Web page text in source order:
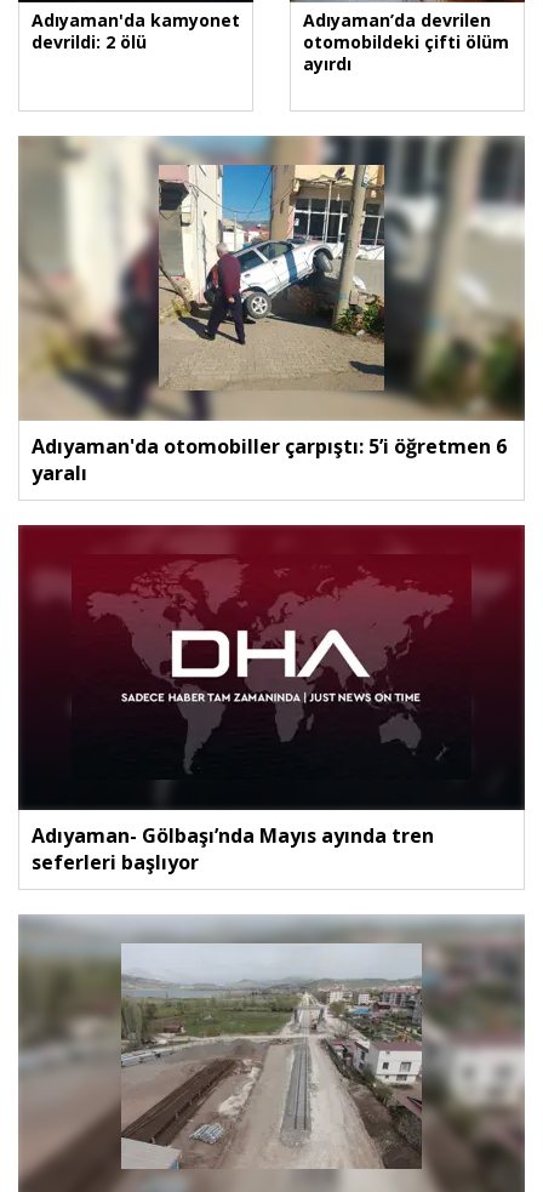
Adıyaman'da kamyonet
devrildi: 2 ölü
Adıyaman’da devrilen
otomobildeki çifti ölüm
ayırdı
Adıyaman'da otomobiller çarpıştı: 5’i öğretmen 6
yaralı
Adıyaman- Gölbaşı’nda Mayıs ayında tren
seferleri başlıyor